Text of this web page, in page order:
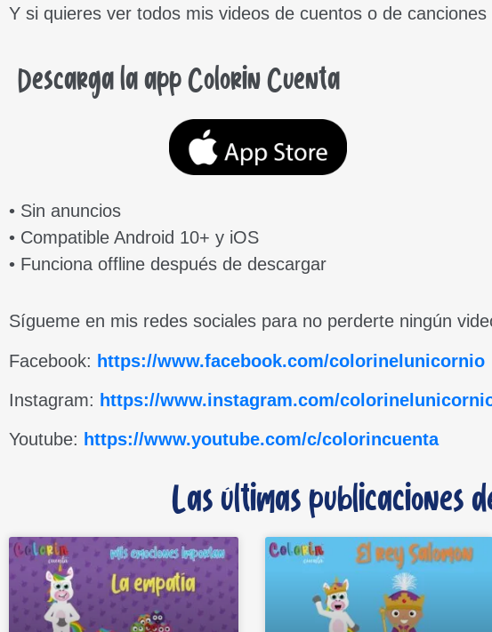
Y si quieres ver todos mis videos de cuentos o de
Descarga la app Colorin Cuenta
• Sin anuncios
• Compatible Android 10+ y iOS
• Funciona offline después de descargar
Sígueme en mis redes sociales para no perderte ningún
Facebook: https://www.facebook.com/colorinelunicornio
Instagram: https://www.instagram.com/
Youtube: https://www.youtube.com/c/colorincuenta
Las últimas publicaciones